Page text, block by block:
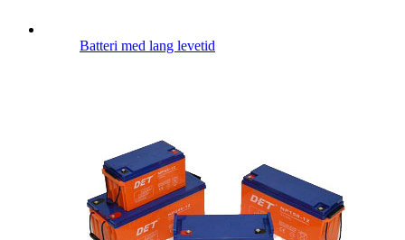
Batteri med lang levetid